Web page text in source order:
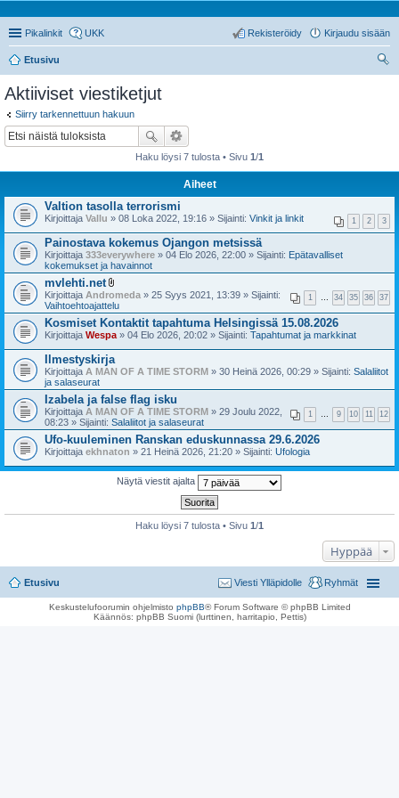
Pikalinkit UKK Kirjaudu sisään
Rekisteröidy
Etusivu
Aktiiviset viestiketjut
Siirry tarkennettuun hakuun
Haku löysi 7 tulosta • Sivu 1/1
Aiheet
Valtion tasolla terrorismi
1 2 3
Kirjoittaja Vallu » 08 Loka 2022, 19:16 » Sijainti: Vinkit ja linkit
Painostava kokemus Ojangon metsissä
Kirjoittaja 333everywhere » 04 Elo 2026, 22:00 » Sijainti: Epätavalliset
kokemukset ja havainnot
mvlehti.net
l
i
i
t
t
t
1 34 35 36 37
Kirjoittaja Andromeda » 25 Syys 2021, 13:39 » Sijainti:
Vaihtoehtoajattelu
Kosmiset Kontaktit tapahtuma Helsingissä 15.08.2026
Kirjoittaja Wespa » 04 Elo 2026, 20:02 » Sijainti: Tapahtumat ja markkinat
Ilmestyskirja
Kirjoittaja A MAN OF A TIME STORM » 30 Heinä 2026, 00:29 » Sijainti: Salaliitot
ja salaseurat
Izabela ja false flag isku
1 9 10 11 12
Kirjoittaja A MAN OF A TIME STORM » 29 Joulu 2022,
08:23 » Sijainti: Salaliitot ja salaseurat
Ufo-kuuleminen Ranskan eduskunnassa 29.6.2026
Kirjoittaja ekhnaton » 21 Heinä 2026, 21:20 » Sijainti: Ufologia
Näytä viestit ajalta
Haku löysi 7 tulosta • Sivu 1/1
Hyppää
Etusivu Ryhmät
Viesti Ylläpidolle
Keskustelufoorumin ohjelmisto phpBB® Forum Software © phpBB Limited
Käännös: phpBB Suomi (lurttinen, harritapio, Pettis)